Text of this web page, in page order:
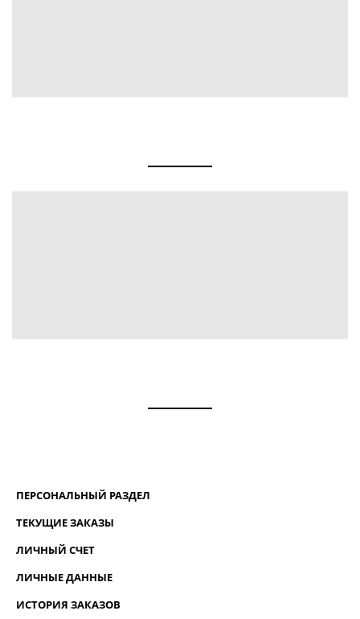
ПЕРСОНАЛЬНЫЙ РАЗДЕЛ
ТЕКУЩИЕ ЗАКАЗЫ
ЛИЧНЫЙ СЧЕТ
ЛИЧНЫЕ ДАННЫЕ
ИСТОРИЯ ЗАКАЗОВ